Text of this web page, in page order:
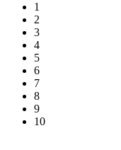
1
2
3
4
5
6
7
8
9
10